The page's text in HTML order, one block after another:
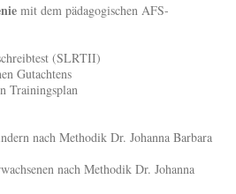
mit dem pädagogischen AFS-
(SLRTII)
Gutachtens
Trainingsplan
nach Methodik Dr. Johanna Barbara
nach Methodik Dr. Johanna